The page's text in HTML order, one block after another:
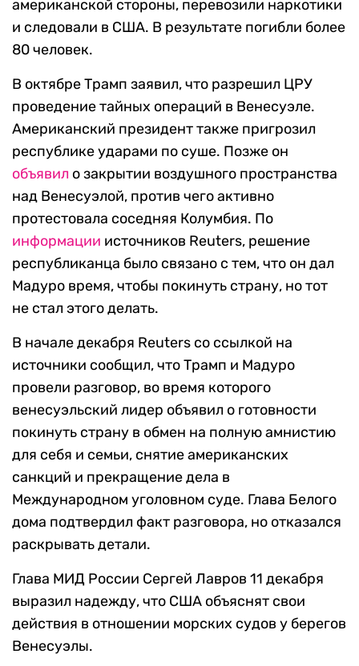
американской стороны, перевозили наркотики
и следовали в США. В результате погибли более
80 человек.
В октябре Трамп заявил, что разрешил ЦРУ
проведение тайных операций в Венесуэле.
Американский президент также пригрозил
республике ударами по суше. Позже он
объявил о закрытии воздушного пространства
над Венесуэлой, против чего активно
протестовала соседняя Колумбия. По
информации источников Reuters, решение
республиканца было связано с тем, что он дал
Мадуро время, чтобы покинуть страну, но тот
не стал этого делать.
В начале декабря Reuters со ссылкой на
источники сообщил, что Трамп и Мадуро
провели разговор, во время которого
венесуэльский лидер объявил о готовности
покинуть страну в обмен на полную амнистию
для себя и семьи, снятие американских
санкций и прекращение дела в
Международном уголовном суде. Глава Белого
дома подтвердил факт разговора, но отказался
раскрывать детали.
Глава МИД России Сергей Лавров 11 декабря
выразил надежду, что США объяснят свои
действия в отношении морских судов у берегов
Венесуэлы.